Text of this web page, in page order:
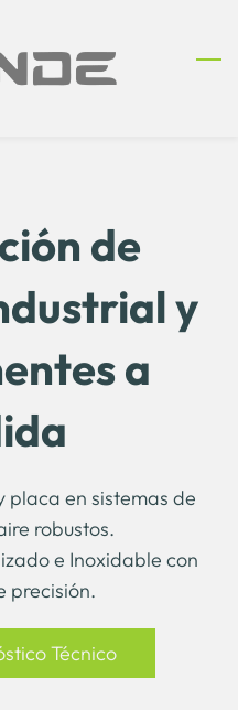
de
y
a
placa en sistemas de
robustos.
e Inoxidable con
precisión.
Técnico